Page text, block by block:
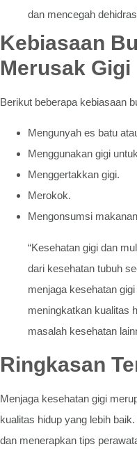
dan mencegah
Kebiasaan
Merusak Gigi
Berikut beberapa kebiasaan
Mengunyah es batu
Menggunakan gigi
Menggertakkan gigi.
Merokok.
Mengonsumsi
“Kesehatan gigi dan
dari kesehatan tubuh
menjaga kesehatan
meningkatkan kualitas
masalah kesehatan
Ringkasan
Menjaga kesehatan gigi
kualitas hidup yang lebih
dan menerapkan tips